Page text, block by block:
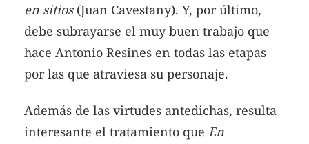
en sitios(Juan Cavestany). Y, por último,
debe subrayarse el muy buen trabajo que
hace Antonio Resines en todas las etapas
por las que atraviesa su personaje.
Además de las virtudes antedichas, resulta
interesante el tratamiento que En